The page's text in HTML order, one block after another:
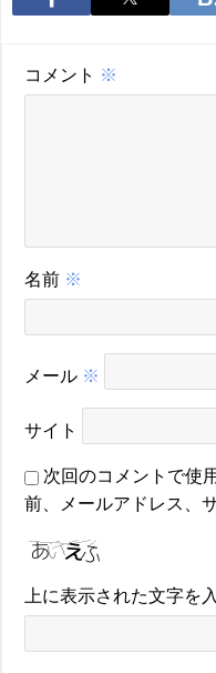
コメント ※
名前 ※
メール ※
サイト
次回のコメントで使
前、メールアドレス、
上に表示された文字を